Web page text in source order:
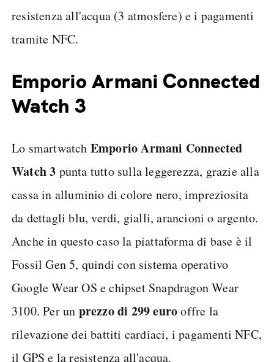
resistenza all'acqua (3 atmosfere) e i pagamenti
tramite NFC.
Emporio Armani Connected
Watch 3
Lo smartwatch Emporio Armani Connected
Watch 3 punta tutto sulla leggerezza, grazie alla
cassa in alluminio di colore nero, impreziosita
da dettagli blu, verdi, gialli, arancioni o argento.
Anche in questo caso la piattaforma di base è il
Fossil Gen 5, quindi con sistema operativo
Google Wear OS e chipset Snapdragon Wear
3100. Per un prezzo di 299 eurooffre la
rilevazione dei battiti cardiaci, i pagamenti NFC,
il GPS e la resistenza all'acqua.